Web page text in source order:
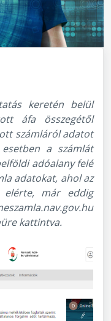
keretén belül
áfa összegétől
számláról adatot
a számlát
adóalany felé
adatokat, ahol az
már eddig
kattintva.